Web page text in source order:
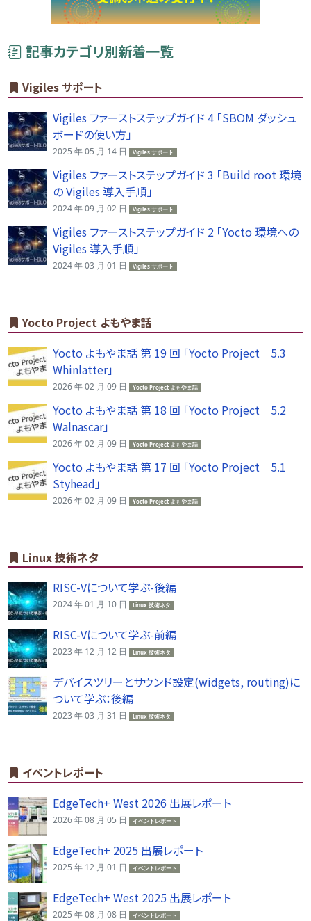
記事カテゴリ別新着一覧
Vigiles サポート
Vigiles ファーストステップガイド 4 「SBOM ダッシュ
ボードの使い方」
2025 年 05 月 14 日 Vigiles サポート
Vigiles ファーストステップガイド 3 「Build root 環境
の Vigiles 導入手順」
2024 年 09 月 02 日 Vigiles サポート
Vigiles ファーストステップガイド 2 「Yocto 環境への
Vigiles 導入手順」
2024 年 03 月 01 日 Vigiles サポート
Yocto Project よもやま話
Yocto よもやま話 第 19 回 「Yocto Project 5.3
Whinlatter」
2026 年 02 月 09 日 Yocto Project よもやま話
Yocto よもやま話 第 18 回 「Yocto Project 5.2
Walnascar」
2026 年 02 月 09 日 Yocto Project よもやま話
Yocto よもやま話 第 17 回 「Yocto Project 5.1
Styhead」
2026 年 02 月 09 日 Yocto Project よもやま話
Linux 技術ネタ
RISC-Vについて学ぶ-後編
2024 年 01 月 10 日 Linux 技術ネタ
RISC-Vについて学ぶ-前編
2023 年 12 月 12 日 Linux 技術ネタ
デバイスツリーとサウンド設定(widgets, routing)に
ついて学ぶ：後編
2023 年 03 月 31 日 Linux 技術ネタ
イベントレポート
EdgeTech+ West 2026 出展レポート
2026 年 08 月 05 日 イベントレポート
EdgeTech+ 2025 出展レポート
2025 年 12 月 01 日 イベントレポート
EdgeTech+ West 2025 出展レポート
2025 年 08 月 08 日 イベントレポート